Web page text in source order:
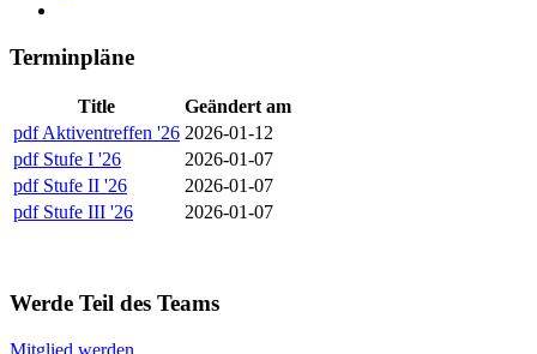
Terminpläne
Title
Geändert am
pdf Aktiventreffen '26 2026-01-12
pdf Stufe I '26
2026-01-07
pdf Stufe II '26
2026-01-07
pdf Stufe III '26 2026-01-07
Werde Teil des Teams
Mitglied werden